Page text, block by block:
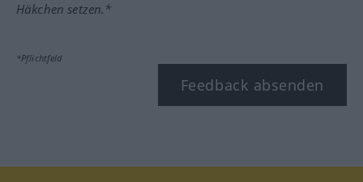
Häkchen setzen.*
*Pflichtfeld
Feedback absenden